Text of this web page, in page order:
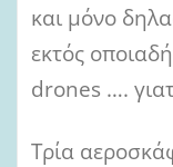
και μόνο
εκτός
drones ….
Τρία